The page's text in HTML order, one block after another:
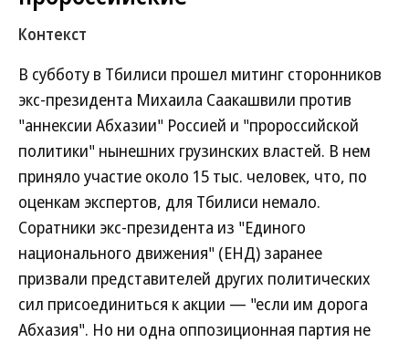
Контекст
В субботу в Тбилиси прошел митинг сторонников
экс-президента Михаила Саакашвили против
"аннексии Абхазии" Россией и "пророссийской
политики" нынешних грузинских властей. В нем
приняло участие около 15 тыс. человек, что, по
оценкам экспертов, для Тбилиси немало.
Соратники экс-президента из "Единого
национального движения" (ЕНД) заранее
призвали представителей других политических
сил присоединиться к акции — "если им дорога
Абхазия". Но ни одна оппозиционная партия не